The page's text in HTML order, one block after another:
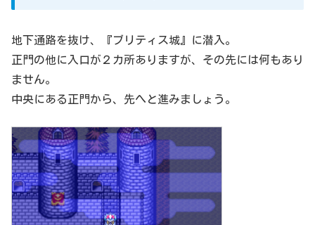
地下通路を抜け、『ブリティス城』に潜入。
正門の他に入口が２カ所ありますが、その先には何もあり
ません。
中央にある正門から、先へと進みましょう。